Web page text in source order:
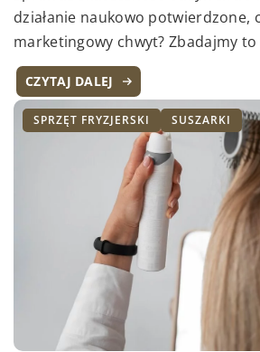
działanie naukowo potwierdzone,
marketingowy chwyt? Zbadajmy to
CZYTAJ DALEJ
SPRZĘT FRYZJERSKI SUSZARKI